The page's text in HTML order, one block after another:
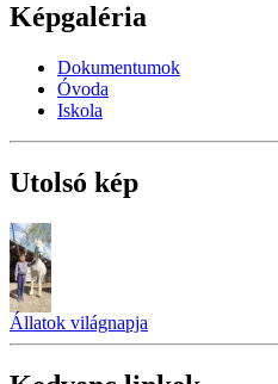
Képgaléria
Dokumentumok
Óvoda
Iskola
Utolsó kép
Állatok világnapja